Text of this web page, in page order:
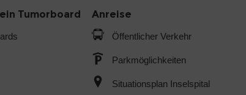
Tumorboard Anreise
Öffentlicher Verkehr
Parkmöglichkeiten
Situationsplan Inselspital